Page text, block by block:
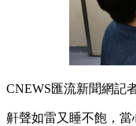
CNEWS匯流新聞網記
鼾聲如雷又睡不飽，